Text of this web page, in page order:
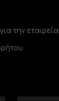
την εταιρεία